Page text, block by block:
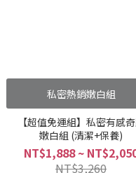
私密熱銷嫩白組
【超值免運組】私密有感
嫩白組 (清潔+保養)
NT$1,888 ~
NT$3,260